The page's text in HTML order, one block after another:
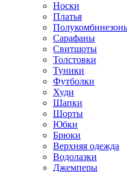
Носки
Платья
Сарафаны
Свитшоты
Толстовки
Туники
Футболки
Худи
Шапки
Шорты
Юбки
Брюки
Верхняя одежда
Водолазки
Джемперы